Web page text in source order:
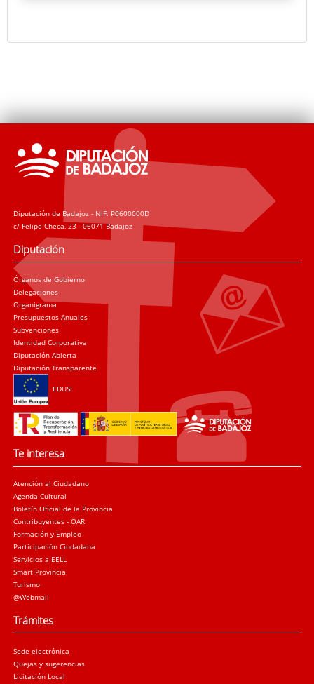
Diputación de Badajoz - NIF: P0600000D
c/ Felipe Checa, 23 - 06071 Badajoz
Diputación
Órganos de Gobierno
Delegaciones
Organigrama
Presupuestos Anuales
Subvenciones
Identidad Corporativa
Diputación Abierta
Diputación Transparente
EDUSI
Te interesa
Atención al Ciudadano
Agenda Cultural
Boletín Oficial de la Provincia
Contribuyentes - OAR
Formación y Empleo
Participación Ciudadana
Servicios a EELL
Smart Provincia
Turismo
@Webmail
Trámites
Sede electrónica
Quejas y sugerencias
Licitación Local